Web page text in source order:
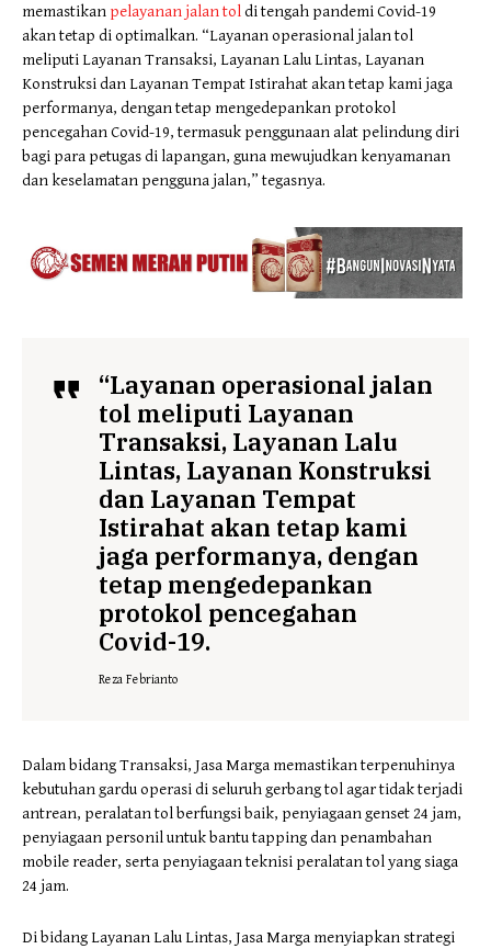
memastikan pelayanan jalan toldi tengah pandemi Covid-19
akan tetap di optimalkan. “Layanan operasional jalan tol
meliputi Layanan Transaksi, Layanan Lalu Lintas, Layanan
Konstruksi dan Layanan Tempat Istirahat akan tetap kami jaga
performanya, dengan tetap mengedepankan protokol
pencegahan Covid-19, termasuk penggunaan alat pelindung diri
bagi para petugas di lapangan, guna mewujudkan kenyamanan
dan keselamatan pengguna jalan,” tegasnya.
“Layanan operasional jalan
tol meliputi Layanan
Transaksi, Layanan Lalu
Lintas, Layanan Konstruksi
dan Layanan Tempat
Istirahat akan tetap kami
jaga performanya, dengan
tetap mengedepankan
protokol pencegahan
Covid-19.
Reza Febrianto
Dalam bidang Transaksi, Jasa Marga memastikan terpenuhinya
kebutuhan gardu operasi di seluruh gerbang tol agar tidak terjadi
antrean, peralatan tol berfungsi baik, penyiagaan genset 24 jam,
penyiagaan personil untuk bantu tapping dan penambahan
mobile reader, serta penyiagaan teknisi peralatan tol yang siaga
24 jam.
Di bidang Layanan Lalu Lintas, Jasa Marga menyiapkan strategi